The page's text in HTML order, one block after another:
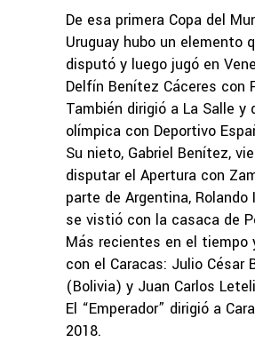
De esa primera Copa del
Uruguay hubo un elemento
disputó y luego jugó en
Delfín Benítez Cáceres con
También dirigió a La Salle y
olímpica con Deportivo
Su nieto, Gabriel Benítez,
disputar el Apertura con
parte de Argentina, Rolando
se vistió con la casaca de
Más recientes en el tiempo
con el Caracas: Julio César
(Bolivia) y Juan Carlos
El “Emperador” dirigió a
2018.